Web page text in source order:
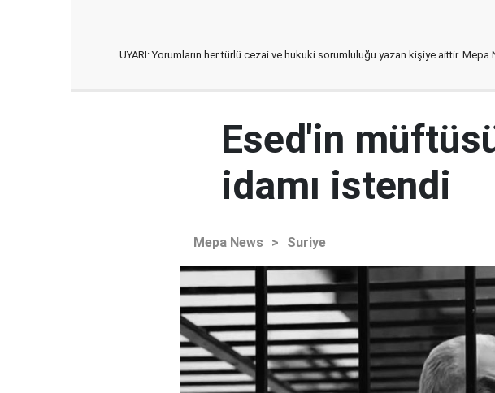
UYARI: Yorumların her türlü cezai ve hukuki sorumluluğu yazan kişiye aittir.
Esed'in
idamı istendi
Mepa News > Suriye